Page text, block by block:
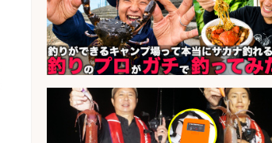
sponsored by 求人ボックス
営業事務/「大津市」釣り具メーカ
ーの物流事務・営業アシスタント/
小野駅徒歩6分/「時給1,300円」/大
型連休あり×残業なし×土日祝休み/
滋賀県